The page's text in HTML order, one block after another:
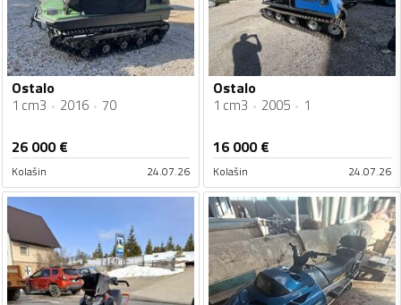
Ostalo
1 cm3 2016 70
26 000€
Kolašin 24.07.26
Ostalo
1 cm3 2005 1
16 000€
Kolašin 24.07.26